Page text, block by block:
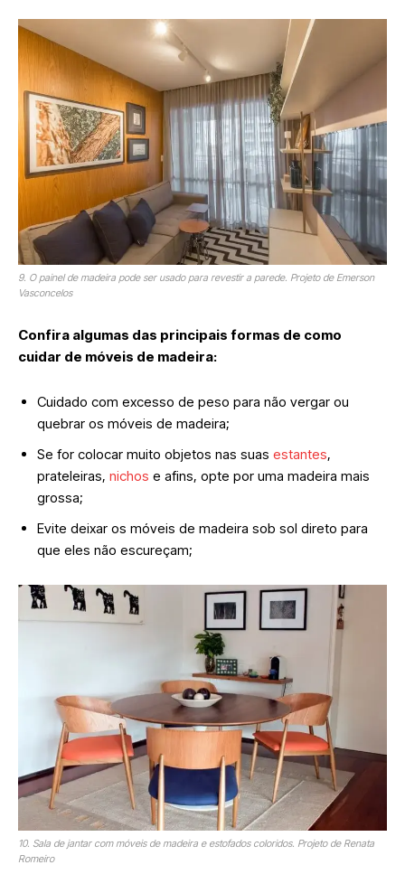
9. O painel de madeira pode ser usado para revestir a parede. Projeto de Emerson
Vasconcelos
Confira algumas das principais formas de como
cuidar de móveis de madeira:
Cuidado com excesso de peso para não vergar ou
quebrar os móveis de madeira;
Se for colocar muito objetos nas suas estantes,
prateleiras, nichos e afins, opte por uma madeira mais
grossa;
Evite deixar os móveis de madeira sob sol direto para
que eles não escureçam;
10. Sala de jantar com móveis de madeira e estofados coloridos. Projeto de Renata
Romeiro